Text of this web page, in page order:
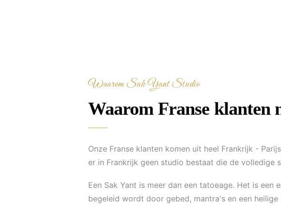
Waarom Sak Yant Studio
Waarom Franse klanten
Onze Franse klanten komen uit heel Frankrijk -
er in Frankrijk geen studio bestaat die de volledige
Een Sak Yant is meer dan een tatoeage. Het is
begeleid wordt door gebed, mantra's en een